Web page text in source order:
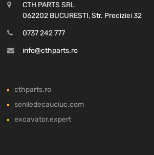
CTH PARTS SRL
062202 BUCURESTI, Str. Preciziei 32
0737 242 777
info@cthparts.ro
cthparts.ro
seniledecauciuc.com
excavator.expert